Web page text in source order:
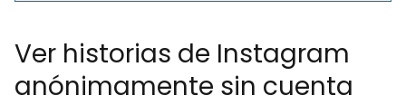
Ver historias de Instagram
anónimamente sin cuenta